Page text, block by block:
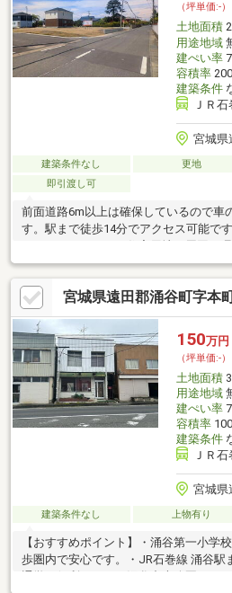
（坪単価:-）
土地面積
用途地域
建ぺい率
容積率
建築条件
ＪＲ
宮城県
建築条件なし 更地
即引渡し可
前面道路6m以上は確保しているので車
す。駅まで徒歩14分でアクセス可能で
万円です。こちらの住宅用地は周囲も
の環境として一押しです。利便性の高
動産情報のことならあんしん不動産に
不動産探しを全力でサポートいたしま
宮城県遠田郡涌谷町字本
150万円
（坪単価:-）
土地面積
用途地域
建ぺい率
容積率
建築条件
ＪＲ
宮城県
建築条件なし 上物有り
【おすすめポイント】・涌谷第一小学
歩圏内で安心です。・JR石巻線 涌谷駅